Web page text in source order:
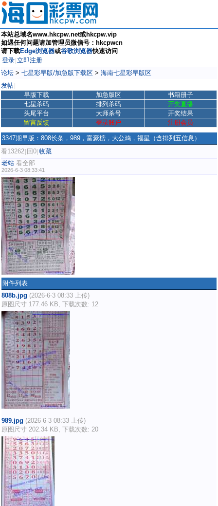
本站总域名www.hkcpw.net或hkcpw.vip
如遇任何问题请加管理员微信号：hkcpwcn
请下载Edge浏览器或谷歌浏览器快速访问
登录 立即注册
论坛 > 七星彩早版/加急版下载区 > 海南七星彩早版区
发帖
早版下载 加急版区
书籍册子
七星杀码
排列杀码
开奖直播
头尾平台
大师杀号
开奖结果
留言反馈
登录账户 注册会员
3347期早版：808长条，989，富豪榜，大公鸡，福星（含排列五信息）
看13262 回0 收藏
老站 看全部
2026-6-3 08:33:41
附件列表
808b.jpg (2026-6-3 08:33 上传)
原图尺寸 177.46 KB, 下载次数: 12
989.jpg (2026-6-3 08:33 上传)
原图尺寸 202.34 KB, 下载次数: 20